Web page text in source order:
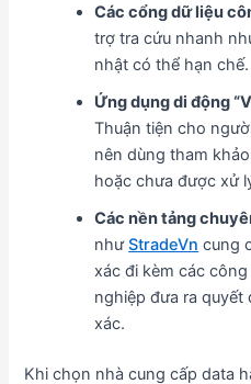
Các cổng dữ liệu
trợ tra cứu nhanh
nhật có thể hạn chế.
Ứng dụng di động
Thuận tiện cho
nên dùng tham
hoặc chưa được xử
Các nền tảng
nhưStradeVn cung
xác đi kèm các
nghiệp đưa ra
xác.
Khi chọn nhà cung cấp data